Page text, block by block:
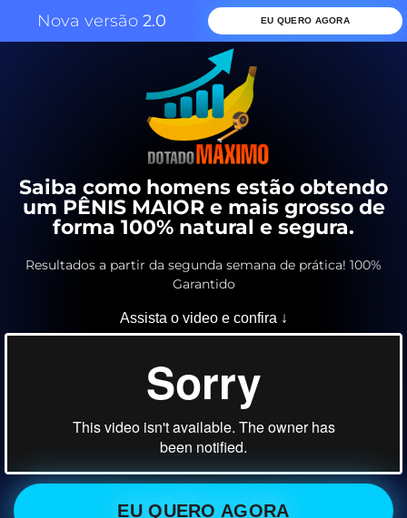
Nova versão 2.0 EU QUERO AGORA
Saiba como homens estão obtendo
um PÊNIS MAIOR e mais grosso de
forma 100% natural e segura.
Resultados a partir da segunda semana de prática! 100%
Garantido
Assista o video e confira ↓
EU QUERO AGORA